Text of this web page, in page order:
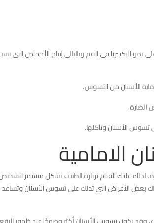
البكتيريا في الفم وبالتالي إنتاج الأحماض التي
الأسنان من التسوس.
الضارة.
تسوس الأسنان وتآكلها.
الامامية
لذلك عليك القيام بزيارة الطبيب بشكل مستمر
الأعراض التي تدلك على تسوس الأسنان وتساعد